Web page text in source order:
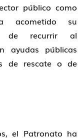
público como
acometido su
de recurrir al
ayudas públicas
de rescate o de
el Patronato ha